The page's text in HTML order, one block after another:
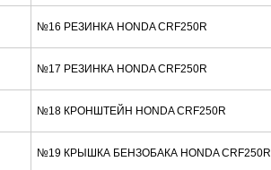
№16 РЕЗИНКА HONDA CRF250R
№17 РЕЗИНКА HONDA CRF250R
№18 КРОНШТЕЙН HONDA CRF250R
№19 КРЫШКА БЕНЗОБАКА HONDA CRF250R